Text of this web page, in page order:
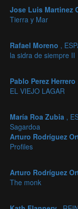
Jose Luis Martinez
Tierra y Mar
Rafael Moreno ,
la sidra de siempre II
Pablo Perez Herrero
EL VIEJO LAGAR
María Roa Zubia ,
Sagardoa
Arturo Rodríguez
Profiles
Arturo Rodríguez
The monk